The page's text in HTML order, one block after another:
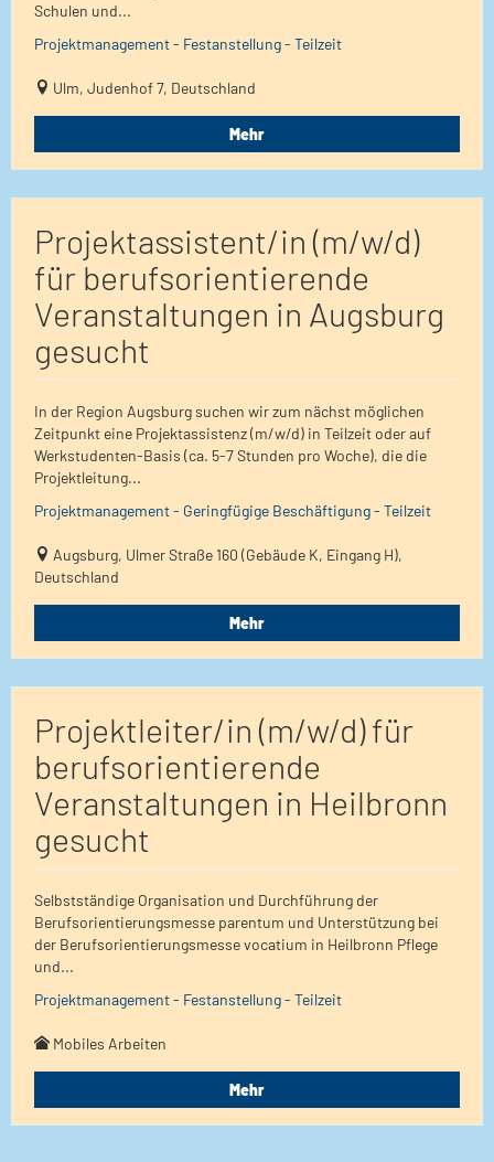
Schulen und...
Projektmanagement - Festanstellung - Teilzeit
Ulm, Judenhof 7, Deutschland
Mehr
Projektassistent/in (m/w/d)
für berufsorientierende
Veranstaltungen in Augsburg
gesucht
In der Region Augsburg suchen wir zum nächst möglichen
Zeitpunkt eine Projektassistenz (m/w/d) in Teilzeit oder auf
Werkstudenten-Basis (ca. 5-7 Stunden pro Woche), die die
Projektleitung...
Projektmanagement - Geringfügige Beschäftigung - Teilzeit
Augsburg, Ulmer Straße 160 (Gebäude K, Eingang H),
Deutschland
Mehr
Projektleiter/in (m/w/d) für
berufsorientierende
Veranstaltungen in Heilbronn
gesucht
Selbstständige Organisation und Durchführung der
Berufsorientierungsmesse parentum und Unterstützung bei
der Berufsorientierungsmesse vocatium in Heilbronn Pflege
und...
Projektmanagement - Festanstellung - Teilzeit
Mobiles Arbeiten
Mehr